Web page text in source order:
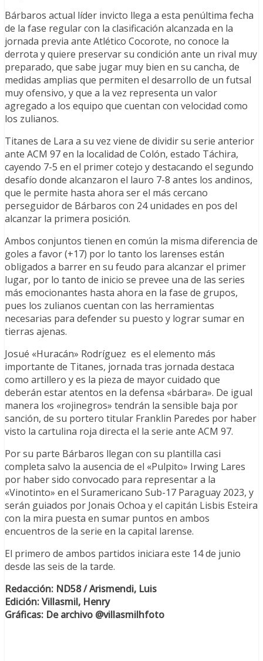
Bárbaros actual líder invicto llega a esta penúltima fecha
de la fase regular con la clasificación alcanzada en la
jornada previa ante Atlético Cocorote, no conoce la
derrota y quiere preservar su condición ante un rival muy
preparado, que sabe jugar muy bien en su cancha, de
medidas amplias que permiten el desarrollo de un futsal
muy ofensivo, y que a la vez representa un valor
agregado a los equipo que cuentan con velocidad como
los zulianos.
Titanes de Lara a su vez viene de dividir su serie anterior
ante ACM 97 en la localidad de Colón, estado Táchira,
cayendo 7-5 en el primer cotejo y destacando el segundo
desafío donde alcanzaron el lauro 7-8 antes los andinos,
que le permite hasta ahora ser el más cercano
perseguidor de Bárbaros con 24 unidades en pos del
alcanzar la primera posición.
Ambos conjuntos tienen en común la misma diferencia de
goles a favor (+17) por lo tanto los larenses están
obligados a barrer en su feudo para alcanzar el primer
lugar, por lo tanto de inicio se prevee una de las series
más emocionantes hasta ahora en la fase de grupos,
pues los zulianos cuentan con las herramientas
necesarias para defender su puesto y lograr sumar en
tierras ajenas.
Josué «Huracán» Rodríguez es el elemento más
importante de Titanes, jornada tras jornada destaca
como artillero y es la pieza de mayor cuidado que
deberán estar atentos en la defensa «bárbara». De igual
manera los «rojinegros» tendrán la sensible baja por
sanción, de su portero titular Franklin Paredes por haber
visto la cartulina roja directa el la serie ante ACM 97.
Por su parte Bárbaros llegan con su plantilla casi
completa salvo la ausencia de el «Pulpito» Irwing Lares
por haber sido convocado para representar a la
«Vinotinto» en el Suramericano Sub-17 Paraguay 2023, y
serán guiados por Jonais Ochoa y el capitán Lisbis Esteira
con la mira puesta en sumar puntos en ambos
encuentros de la serie en la capital larense.
El primero de ambos partidos iniciara este 14 de junio
desde las seis de la tarde.
Redacción: ND58 / Arismendi, Luis
Edición: Villasmil, Henry
Gráficas: De archivo @villasmilhfoto